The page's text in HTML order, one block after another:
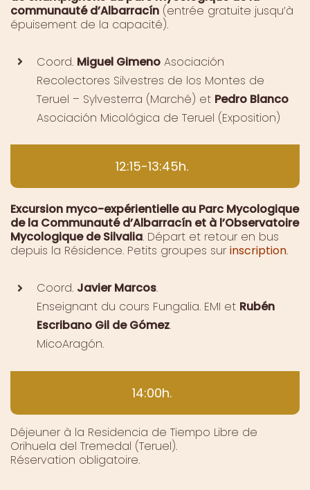
communauté d’Albarracín(entrée gratuite jusqu’à
épuisement de la capacité).
Coord. Miguel Gimeno Asociación
Recolectores Silvestres de los Montes de
Teruel – Sylvesterra (Marché) et Pedro Blanco
Asociación Micológica de Teruel (Exposition)
12:15-13:45h.
Excursion myco-expérientielle au Parc Mycologique
de la Communauté d’Albarracín et à l’Observatoire
Mycologique de Silvalia. Départ et retour en bus
depuis la Résidence. Petits groupes sur inscription.
Coord. Javier Marcos.
Enseignant du cours Fungalia. EMI et Rubén
Escribano Gil de Gómez.
MicoAragón.
14:00h.
Déjeuner à la Residencia de Tiempo Libre de
Orihuela del Tremedal (Teruel).
Réservation obligatoire.